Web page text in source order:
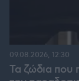
Τα ζώδια που
09.08.2026, 12:30